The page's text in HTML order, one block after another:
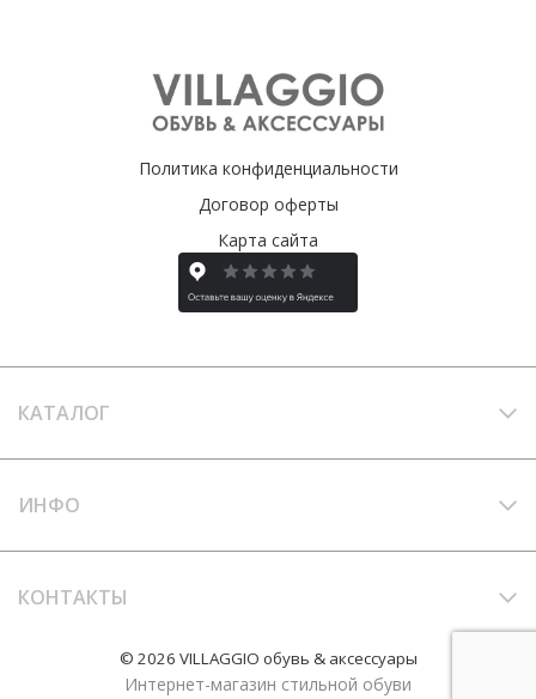
Политика конфиденциальности
Договор оферты
Карта сайта
КАТАЛОГ
ИНФО
КОНТАКТЫ
© 2026 VILLAGGIO обувь & аксессуары
Интернет-магазин стильной обуви